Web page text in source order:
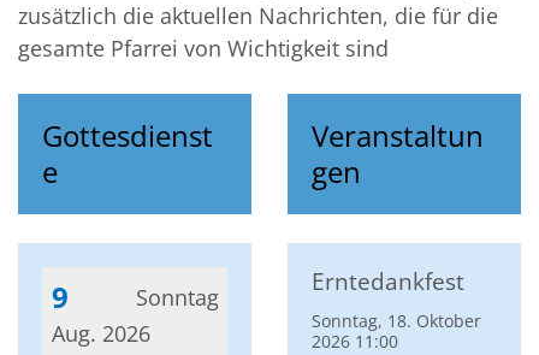
zusätzlich die aktuellen Nachrichten, die für die
gesamte Pfarrei von Wichtigkeit sind
Gottesdienst
e
Sonntag
9
Aug. 2026
Veranstaltun
gen
Erntedankfest
Sonntag, 18. Oktober
2026 11:00